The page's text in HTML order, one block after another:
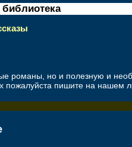
романы, но и полезную и
пишите на нашем